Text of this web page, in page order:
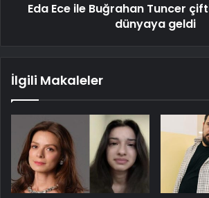
Eda Ece ile Buğrahan Tuncer
dünyaya geldi
İlgili Makaleler